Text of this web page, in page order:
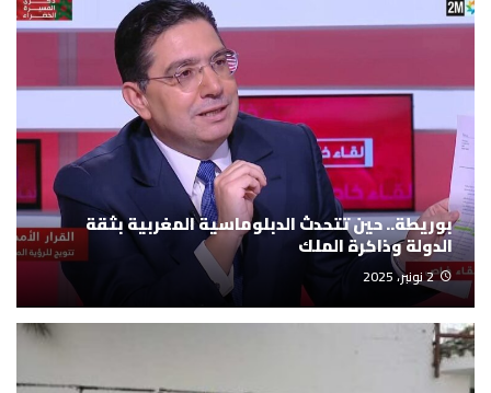
بوريطة.. حين تتحدث الدبلوماسية المغربية بثقة
الدولة وذاكرة الملك
2 نونبر، 2025